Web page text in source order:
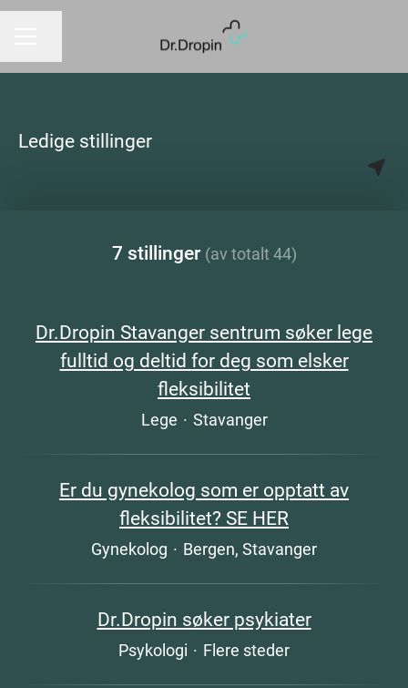
Ledige stillinger
7 stillinger (av totalt 44)
Dr.Dropin Stavanger sentrum søker lege
fulltid og deltid for deg som elsker
fleksibilitet
Lege · Stavanger
Er du gynekolog som er opptatt av
fleksibilitet? SE HER
Gynekolog · Bergen, Stavanger
Dr.Dropin søker psykiater
Psykologi · Flere steder